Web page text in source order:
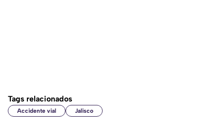
Tags relacionados
Accidente vial Jalisco